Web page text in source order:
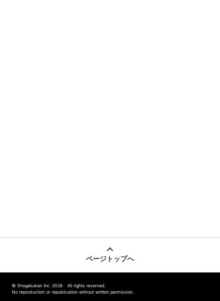
ページトップへ
© Shogakukan Inc. 2026 All rights reserved.
No reproduction or republication without written permission.